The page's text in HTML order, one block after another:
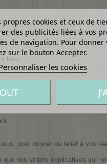
bien.
pour donner du relief à vos
que nos vidéos explicatives sur
propres cookies et ceux de
des publicités liées à vos
de navigation. Pour donner
sur le bouton Accepter.
les cookies